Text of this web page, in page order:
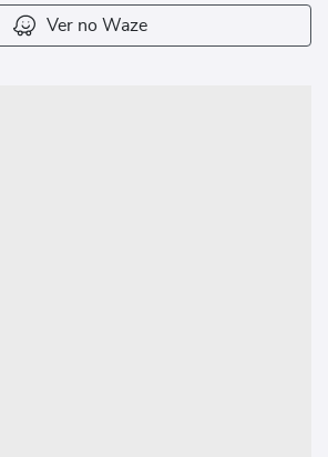
Ver no Waze